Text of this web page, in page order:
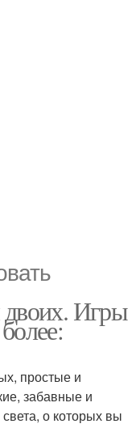
двоих. Игры
простые и
забавные и
о которых вы